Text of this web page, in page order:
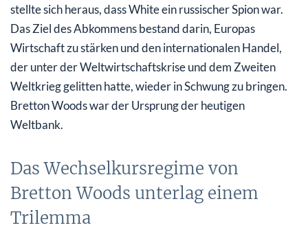
stellte sich heraus, dass White ein russischer Spion war.
Das Ziel des Abkommens bestand darin, Europas
Wirtschaft zu stärken und den internationalen Handel,
der unter der Weltwirtschaftskrise und dem Zweiten
Weltkrieg gelitten hatte, wieder in Schwung zu bringen.
Bretton Woods war der Ursprung der heutigen
Weltbank.
Das Wechselkursregime von
Bretton Woods unterlag einem
Trilemma